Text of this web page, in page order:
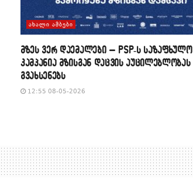
ᲐᲮᲐᲚᲘ ᲐᲛᲑᲔᲑᲘ
მზეს ვერ დაემალები – PSP-ს საზაფხულო
კამპანია მზისგან დაცვის აუცილებლობას
გვახსენებს
12:55 08-05-2026